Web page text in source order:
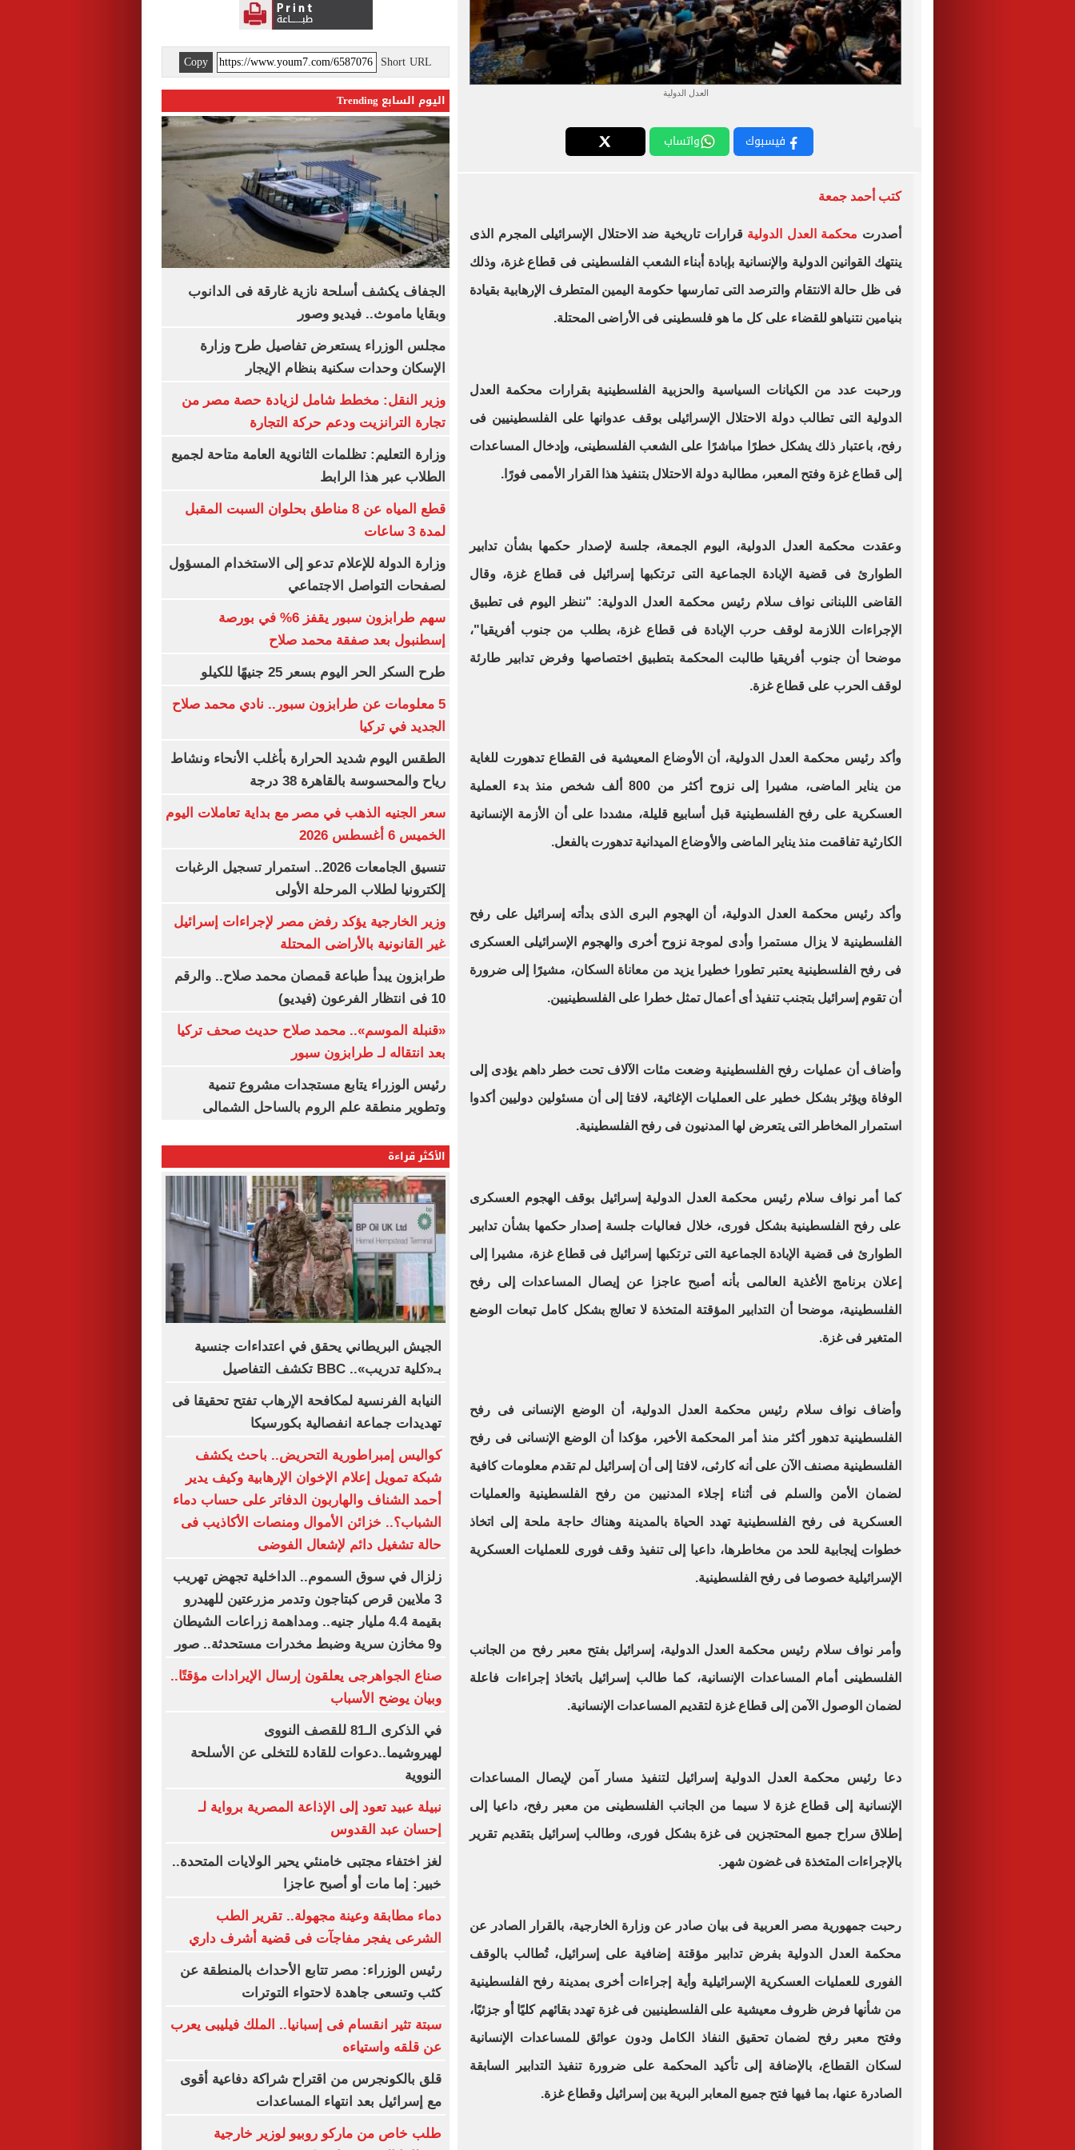
العدل الدولية
فيسبوك واتساب
كتب أحمد جمعة
أصدرت محكمة العدل الدولية قرارات تاريخية ضد الاحتلال الإسرائيلى المجرم الذى
ينتهك القوانين الدولية والإنسانية بإبادة أبناء الشعب الفلسطينى فى قطاع غزة، وذلك
فى ظل حالة الانتقام والترصد التى تمارسها حكومة اليمين المتطرف الإرهابية بقيادة
بنيامين نتنياهو للقضاء على كل ما هو فلسطينى فى الأراضى المحتلة.
ورحبت عدد من الكيانات السياسية والحزبية الفلسطينية بقرارات محكمة العدل
الدولية التى تطالب دولة الاحتلال الإسرائيلى بوقف عدوانها على الفلسطينيين فى
رفح، باعتبار ذلك يشكل خطرًا مباشرًا على الشعب الفلسطينى، وإدخال المساعدات
إلى قطاع غزة وفتح المعبر، مطالبة دولة الاحتلال بتنفيذ هذا القرار الأممى فورًا.
وعقدت محكمة العدل الدولية، اليوم الجمعة، جلسة لإصدار حكمها بشأن تدابير
الطوارئ فى قضية الإبادة الجماعية التى ترتكبها إسرائيل فى قطاع غزة، وقال
القاضى اللبنانى نواف سلام رئيس محكمة العدل الدولية: "ننظر اليوم فى تطبيق
الإجراءات اللازمة لوقف حرب الإبادة فى قطاع غزة، بطلب من جنوب أفريقيا"،
موضحا أن جنوب أفريقيا طالبت المحكمة بتطبيق اختصاصها وفرض تدابير طارئة
لوقف الحرب على قطاع غزة.
وأكد رئيس محكمة العدل الدولية، أن الأوضاع المعيشية فى القطاع تدهورت للغاية
من يناير الماضى، مشيرا إلى نزوح أكثر من 800 ألف شخص منذ بدء العملية
العسكرية على رفح الفلسطينية قبل أسابيع قليلة، مشددا على أن الأزمة الإنسانية
الكارثية تفاقمت منذ يناير الماضى والأوضاع الميدانية تدهورت بالفعل.
وأكد رئيس محكمة العدل الدولية، أن الهجوم البرى الذى بدأته إسرائيل على رفح
الفلسطينية لا يزال مستمرا وأدى لموجة نزوح أخرى والهجوم الإسرائيلى العسكرى
فى رفح الفلسطينية يعتبر تطورا خطيرا يزيد من معاناة السكان، مشيرًا إلى ضرورة
أن تقوم إسرائيل بتجنب تنفيذ أى أعمال تمثل خطرا على الفلسطينيين.
وأضاف أن عمليات رفح الفلسطينية وضعت مئات الآلاف تحت خطر داهم يؤدى إلى
الوفاة ويؤثر بشكل خطير على العمليات الإغاثية، لافتا إلى أن مسئولين دوليين أكدوا
استمرار المخاطر التى يتعرض لها المدنيون فى رفح الفلسطينية.
كما أمر نواف سلام رئيس محكمة العدل الدولية إسرائيل بوقف الهجوم العسكرى
على رفح الفلسطينية بشكل فورى، خلال فعاليات جلسة إصدار حكمها بشأن تدابير
الطوارئ فى قضية الإبادة الجماعية التى ترتكبها إسرائيل فى قطاع غزة، مشيرا إلى
إعلان برنامج الأغذية العالمى بأنه أصبح عاجزا عن إيصال المساعدات إلى رفح
الفلسطينية، موضحا أن التدابير المؤقتة المتخذة لا تعالج بشكل كامل تبعات الوضع
المتغير فى غزة.
وأضاف نواف سلام رئيس محكمة العدل الدولية، أن الوضع الإنسانى فى رفح
الفلسطينية تدهور أكثر منذ أمر المحكمة الأخير، مؤكدا أن الوضع الإنسانى فى رفح
الفلسطينية مصنف الآن على أنه كارثى، لافتا إلى أن إسرائيل لم تقدم معلومات كافية
لضمان الأمن والسلم فى أثناء إجلاء المدنيين من رفح الفلسطينية والعمليات
العسكرية فى رفح الفلسطينية تهدد الحياة بالمدينة وهناك حاجة ملحة إلى اتخاذ
خطوات إيجابية للحد من مخاطرها، داعيا إلى تنفيذ وقف فورى للعمليات العسكرية
الإسرائيلية خصوصا فى رفح الفلسطينية.
وأمر نواف سلام رئيس محكمة العدل الدولية، إسرائيل بفتح معبر رفح من الجانب
الفلسطينى أمام المساعدات الإنسانية، كما طالب إسرائيل باتخاذ إجراءات فاعلة
لضمان الوصول الآمن إلى قطاع غزة لتقديم المساعدات الإنسانية.
دعا رئيس محكمة العدل الدولية إسرائيل لتنفيذ مسار آمن لإيصال المساعدات
الإنسانية إلى قطاع غزة لا سيما من الجانب الفلسطينى من معبر رفح، داعيا إلى
إطلاق سراح جميع المحتجزين فى غزة بشكل فورى، وطالب إسرائيل بتقديم تقرير
بالإجراءات المتخذة فى غضون شهر.
رحبت جمهورية مصر العربية فى بيان صادر عن وزارة الخارجية، بالقرار الصادر عن
محكمة العدل الدولية بفرض تدابير مؤقتة إضافية على إسرائيل، تُطالب بالوقف
الفورى للعمليات العسكرية الإسرائيلية وأية إجراءات أخرى بمدينة رفح الفلسطينية
من شأنها فرض ظروف معيشية على الفلسطينيين فى غزة تهدد بقائهم كليًا أو جزئيًا،
وفتح معبر رفح لضمان تحقيق النفاذ الكامل ودون عوائق للمساعدات الإنسانية
لسكان القطاع، بالإضافة إلى تأكيد المحكمة على ضرورة تنفيذ التدابير السابقة
الصادرة عنها، بما فيها فتح جميع المعابر البرية بين إسرائيل وقطاع غزة.
Short URL
Copy
اليوم السابع Trending
الجفاف يكشف أسلحة نازية غارقة فى الدانوب
وبقايا ماموث.. فيديو وصور
مجلس الوزراء يستعرض تفاصيل طرح وزارة
الإسكان وحدات سكنية بنظام الإيجار
وزير النقل: مخطط شامل لزيادة حصة مصر من
تجارة الترانزيت ودعم حركة التجارة
وزارة التعليم: تظلمات الثانوية العامة متاحة لجميع
الطلاب عبر هذا الرابط
قطع المياه عن 8 مناطق بحلوان السبت المقبل
لمدة 3 ساعات
وزارة الدولة للإعلام تدعو إلى الاستخدام المسؤول
لصفحات التواصل الاجتماعي
سهم طرابزون سبور يقفز 6% في بورصة
إسطنبول بعد صفقة محمد صلاح
طرح السكر الحر اليوم بسعر 25 جنيهًا للكيلو
5 معلومات عن طرابزون سبور.. نادي محمد صلاح
الجديد في تركيا
الطقس اليوم شديد الحرارة بأغلب الأنحاء ونشاط
رياح والمحسوسة بالقاهرة 38 درجة
سعر الجنيه الذهب في مصر مع بداية تعاملات اليوم
الخميس 6 أغسطس 2026
تنسيق الجامعات 2026.. استمرار تسجيل الرغبات
إلكترونيا لطلاب المرحلة الأولى
وزير الخارجية يؤكد رفض مصر لإجراءات إسرائيل
غير القانونية بالأراضى المحتلة
طرابزون يبدأ طباعة قمصان محمد صلاح.. والرقم
10 فى انتظار الفرعون (فيديو)
«قنبلة الموسم».. محمد صلاح حديث صحف تركيا
بعد انتقاله لـ طرابزون سبور
رئيس الوزراء يتابع مستجدات مشروع تنمية
وتطوير منطقة علم الروم بالساحل الشمالى
الأكثر قراءة
الجيش البريطاني يحقق في اعتداءات جنسية
بـ«كلية تدريب».. BBC تكشف التفاصيل
النيابة الفرنسية لمكافحة الإرهاب تفتح تحقيقا فى
تهديدات جماعة انفصالية بكورسيكا
كواليس إمبراطورية التحريض.. باحث يكشف
شبكة تمويل إعلام الإخوان الإرهابية وكيف يدير
أحمد الشناف والهاربون الدفاتر على حساب دماء
الشباب؟.. خزائن الأموال ومنصات الأكاذيب فى
حالة تشغيل دائم لإشعال الفوضى
زلزال في سوق السموم.. الداخلية تجهض تهريب
3 ملايين قرص كبتاجون وتدمر مزرعتين للهيدرو
بقيمة 4.4 مليار جنيه.. ومداهمة زراعات الشيطان
و9 مخازن سرية وضبط مخدرات مستحدثة.. صور
صناع الجواهرجى يعلقون إرسال الإيرادات مؤقتًا..
وبيان يوضح الأسباب
في الذكرى الـ81 للقصف النووى
لهيروشيما..دعوات للقادة للتخلى عن الأسلحة
النووية
نبيلة عبيد تعود إلى الإذاعة المصرية برواية لـ
إحسان عبد القدوس
لغز اختفاء مجتبى خامنئي يحير الولايات المتحدة..
خبير: إما مات أو أصبح عاجزا
دماء مطابقة وعينة مجهولة.. تقرير الطب
الشرعى يفجر مفاجآت فى قضية أشرف داري
رئيس الوزراء: مصر تتابع الأحداث بالمنطقة عن
كثب وتسعى جاهدة لاحتواء التوترات
سبتة تثير انقسام فى إسبانيا.. الملك فيليبى يعرب
عن قلقه واستياءه
قلق بالكونجرس من اقتراح شراكة دفاعية أقوى
مع إسرائيل بعد انتهاء المساعدات
طلب خاص من ماركو روبيو لوزير خارجية